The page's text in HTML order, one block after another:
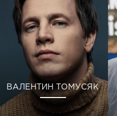
ВАЛЕНТИН ТОМУСЯК